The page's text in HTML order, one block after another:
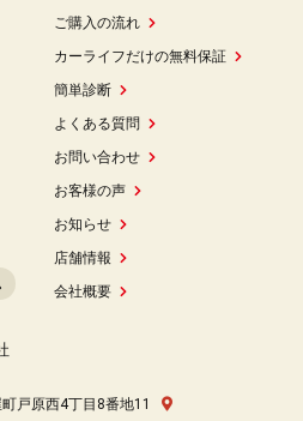
ご購入の流れ
カーライフだけの無料保証
簡単診断
よくある質問
お問い合わせ
お客様の声
お知らせ
店舗情報
会社概要
戸原西4丁目8番地11